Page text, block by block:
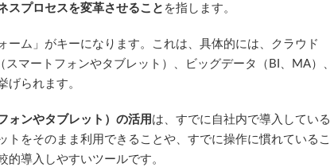
スプロセスを変革させること を指します。
ーム」がキーになります。これは、具体的には、クラウド
スマートフォンやタブレット）、ビッグデータ（BI、MA）、
げられます。
ォンやタブレット）の活用 は、すでに自社内で導入している
トをそのまま利用できることや、すでに操作に慣れているこ
的導入しやすいツールです。